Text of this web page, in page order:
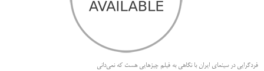
فردگرایی در سینمای ایران با نگاهی به فیلم چیزهایی هست که نمی‌دانی